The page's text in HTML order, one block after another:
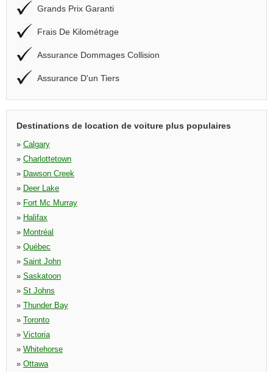
Grands Prix Garanti
Frais De Kilométrage
Assurance Dommages Collision
Assurance D'un Tiers
Destinations de location de voiture plus populaires
» Calgary
» Charlottetown
» Dawson Creek
» Deer Lake
» Fort Mc Murray
» Halifax
» Montréal
» Québec
» Saint John
» Saskatoon
» St Johns
» Thunder Bay
» Toronto
» Victoria
» Whitehorse
» Ottawa